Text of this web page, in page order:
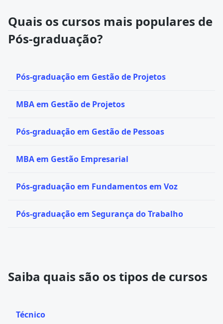
Quais os cursos mais populares de
Pós-graduação?
Pós-graduação em Gestão de Projetos
MBA em Gestão de Projetos
Pós-graduação em Gestão de Pessoas
MBA em Gestão Empresarial
Pós-graduação em Fundamentos em Voz
Pós-graduação em Segurança do Trabalho
Saiba quais são os tipos de cursos
Técnico